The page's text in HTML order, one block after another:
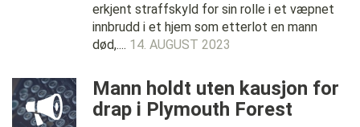
erkjent straffskyld for sin rolle i et væpnet
innbrudd i et hjem som etterlot en mann
død,.... 14. AUGUST 2023
Mann holdt uten kausjon for
drap i Plymouth Forest